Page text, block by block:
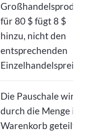
Großhandelsprodukt
für 80 $ fügt 8 $
hinzu, nicht den
entsprechenden
Einzelhandelspreis.
Die Pauschale wird
durch die Menge im
Warenkorb geteilt